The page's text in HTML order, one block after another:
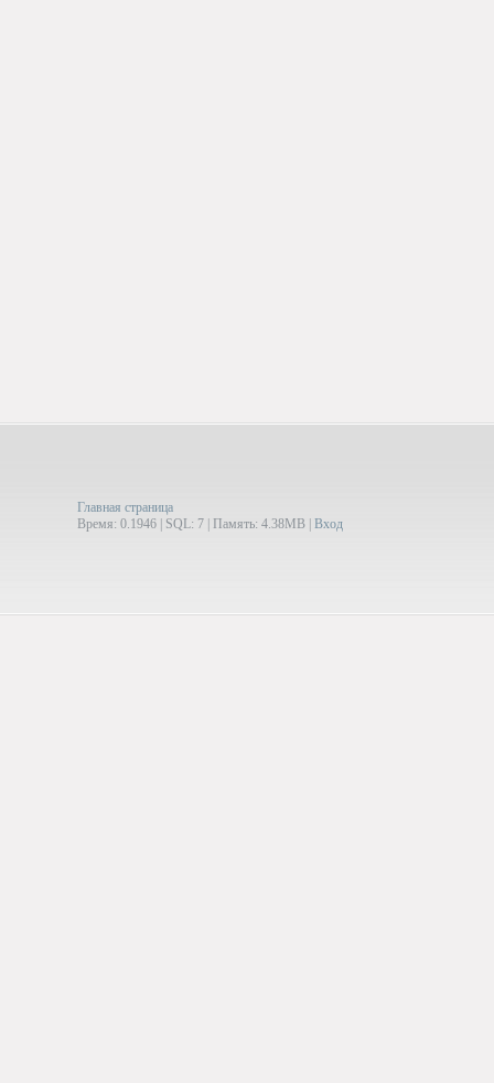
Главная страница
Время: 0.1946 | SQL: 7 | Память: 4.38MB Вход